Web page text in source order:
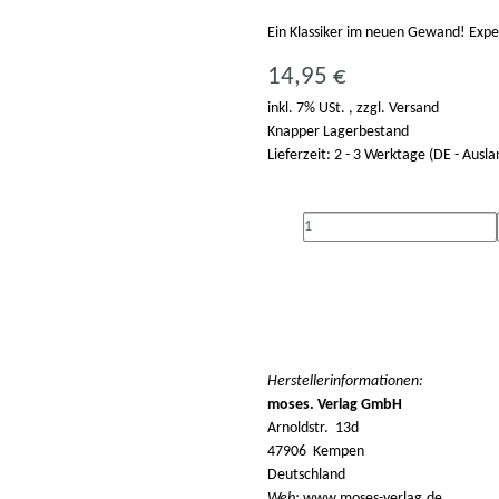
Ein Klassiker im neuen Gewand!
14,95 €
inkl. 7% USt. , zzgl. Versand
Knapper Lagerbestand
Lieferzeit: 2 - 3 Werktage (DE -
Herstellerinformationen:
moses. Verlag GmbH
Arnoldstr. 13d
47906 Kempen
Deutschland